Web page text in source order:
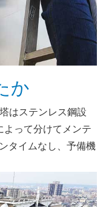
か
はステンレス鋼設
よって分けてメンテ
タイムなし、予備機